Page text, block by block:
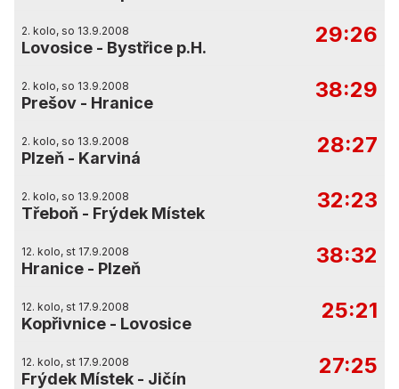
2. kolo, so 13.9.2008
Lovosice - Bystřice p.H.
29:26
2. kolo, so 13.9.2008
Prešov - Hranice
38:29
2. kolo, so 13.9.2008
Plzeň - Karviná
28:27
2. kolo, so 13.9.2008
Třeboň - Frýdek Místek
32:23
12. kolo, st 17.9.2008
Hranice - Plzeň
38:32
12. kolo, st 17.9.2008
Kopřivnice - Lovosice
25:21
12. kolo, st 17.9.2008
Frýdek Místek - Jičín
27:25